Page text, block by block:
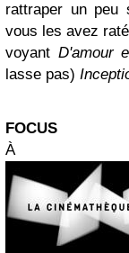
rattraper un peu
vous les avez
voyant D'amour
lasse pas)
FOCUS
À